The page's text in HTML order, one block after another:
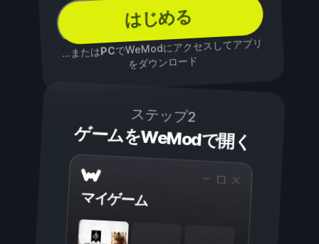
はじめる
...またはPCでWeModにアクセスしてアプリ
をダウンロード
ステップ2
ゲームをWeModで開く
マイゲーム